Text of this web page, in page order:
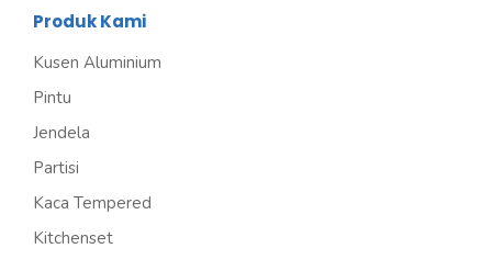
Produk Kami
Kusen Aluminium
Pintu
Jendela
Partisi
Kaca Tempered
Kitchenset